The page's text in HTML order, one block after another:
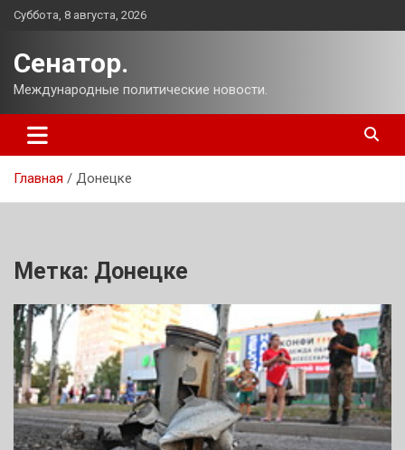
Перейти
Суббота, 8 августа, 2026
Сенатор.
Международные политические новости.
Главная Донецке
Метка: Донецке